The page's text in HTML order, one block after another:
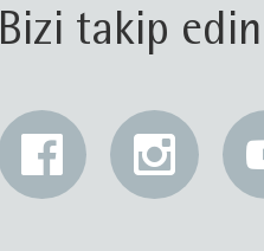
Bizi takip edin